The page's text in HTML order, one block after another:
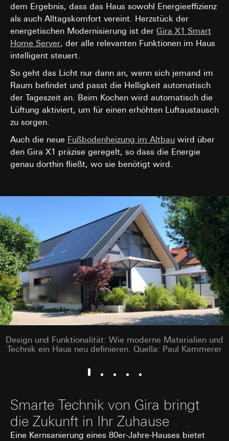
dem Ergebnis, dass das Haus sowohl Energieeffizienz
als auch Alltagskomfort vereint. Herzstück der
energetischen Modernisierung ist der Gira X1 Smart
Home Server, der alle relevanten Funktionen im Haus
intelligent steuert.
So geht das Licht nur dann an, wenn sich jemand im
Raum befindet und passt die Helligkeit automatisch
der Tageszeit an. Beim Kochen wird automatisch die
Lüftung aktiviert, um für einen erhöhten Luftaustausch
zu sorgen.
Auch die neue Fußbodenheizung im Altbau wird über
den Gira X1 präzise geregelt, so dass die Energie
genau dorthin fließt, wo sie benötigt wird.
Design und Funktionalität: Wie moderne Materialien und
Technik ein Haus neu definieren. Quella: Paul Kammerer
Smarte Technik von Gira bringt
die Zukunft in Ihr Zuhause
Eine Kernsanierung eines 80er-Jahre-Hauses bietet